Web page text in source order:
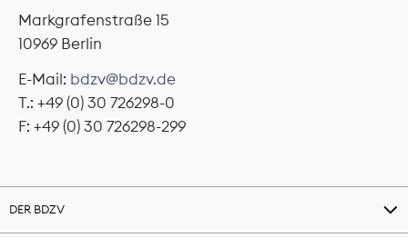
Markgrafenstraße 15
10969 Berlin
E-Mail: bdzv@bdzv.de
T.: +49 (0) 30 726298-0
F: +49 (0) 30 726298-299
DER BDZV